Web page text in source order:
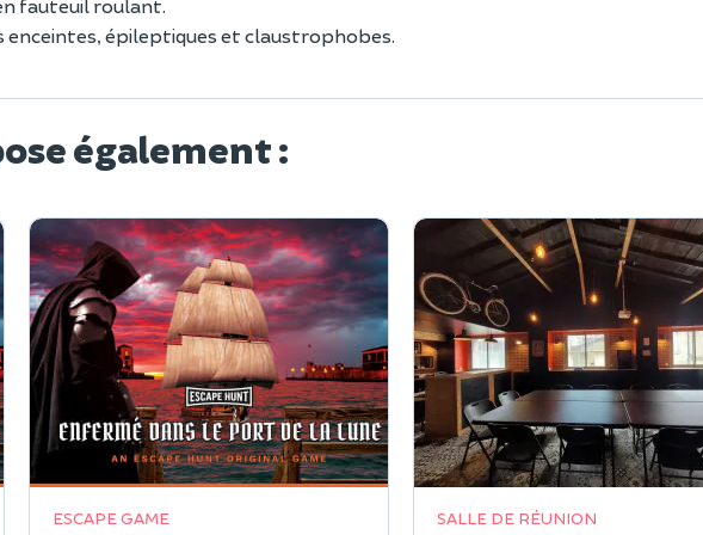
fauteuil roulant.
enceintes, épileptiques et claustrophobes.
également :
ESCAPE GAME SALLE DE RÉUNION